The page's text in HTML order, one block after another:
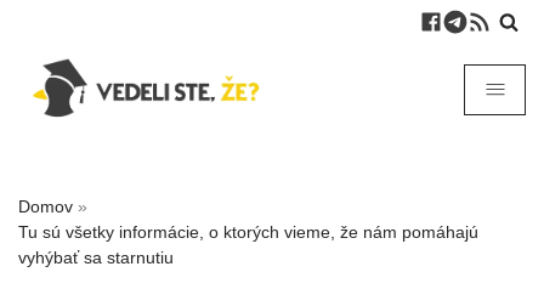
Domov »
Tu sú všetky informácie, o ktorých vieme, že nám pomáhajú
vyhýbať sa starnutiu